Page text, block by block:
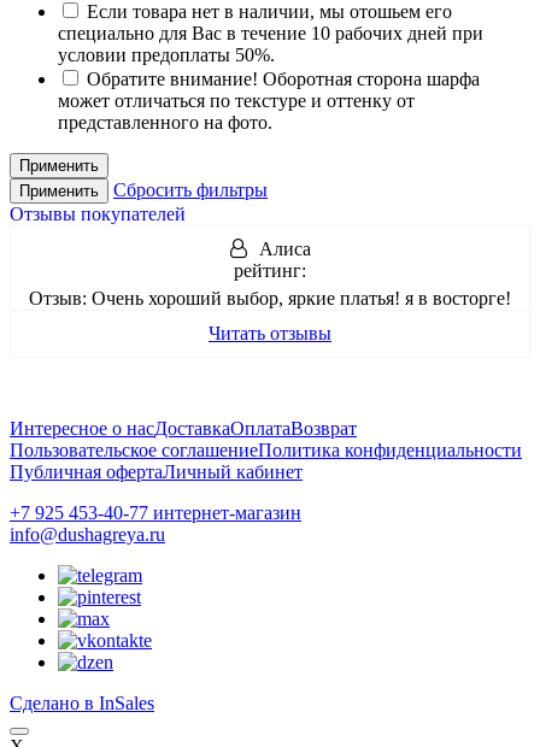
Если товара нет в наличии, мы отошьем его
специально для Вас в течение 10 рабочих дней при
условии предоплаты 50%.
Обратите внимание! Оборотная сторона шарфа
может отличаться по текстуре и оттенку от
представленного на фото.
Применить
Применить
Сбросить фильтры
Отзывы покупателей
Алиса
рейтинг:
Отзыв: Очень хороший выбор, яркие платья! я в восторге!
Читать отзывы
Интересное о насДоставкаОплатаВозврат
Пользовательское соглашениеПолитика конфиденциальности
Публичная офертаЛичный кабинет
+7 925 453-40-77 интернет-магазин
info@dushagreya.ru
Сделано в InSales